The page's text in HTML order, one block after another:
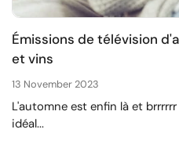
Émissions de télévision
et vins
13 November 2023
L'automne est enfin là et
idéal...